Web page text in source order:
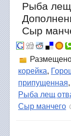
Рыба лещ
Сыр
корейка,
припущенная,
Рыба лещ
Сыр манчего